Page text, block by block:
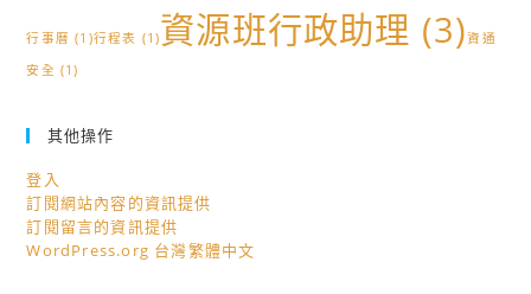
行事曆 (1)行程表 (1)資源班行政助理 (3)資通
安全 (1)
其他操作
登入
訂閱網站內容的資訊提供
訂閱留言的資訊提供
WordPress.org 台灣繁體中文